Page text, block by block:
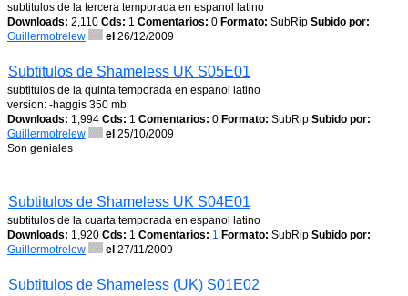
subtitulos de la tercera temporada en espanol latino
Downloads: 2,110 Cds: 1 Comentarios: 0 Formato: SubRip Subido por:
Guillermotrelew
el 26/12/2009
Subtitulos de Shameless UK S05E01
subtitulos de la quinta temporada en espanol latino
version: -haggis 350 mb
Downloads: 1,994 Cds: 1 Comentarios: 0 Formato: SubRip Subido por:
Guillermotrelew
el 25/10/2009
Son geniales
Subtitulos de Shameless UK S04E01
subtitulos de la cuarta temporada en espanol latino
Downloads: 1,920 Cds: 1 Comentarios: 1 Formato: SubRip Subido por:
Guillermotrelew
el 27/11/2009
Subtitulos de Shameless (UK) S01E02